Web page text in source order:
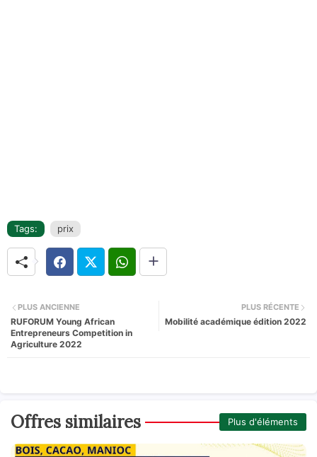
Tags: prix
PLUS RÉCENTE
Mobilité académique édition 2022
PLUS ANCIENNE
RUFORUM Young African
Entrepreneurs Competition in
Agriculture 2022
Offres similaires Plus d'éléments